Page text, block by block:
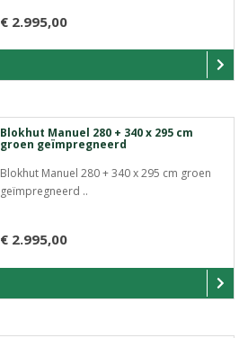
€ 2.995,00
Blokhut Manuel 280 + 340 x 295 cm
groen geïmpregneerd
Blokhut Manuel 280 + 340 x 295 cm groen
geïmpregneerd ..
€ 2.995,00